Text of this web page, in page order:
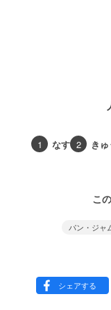
1 なす 2 き
こ
パン・ジャ